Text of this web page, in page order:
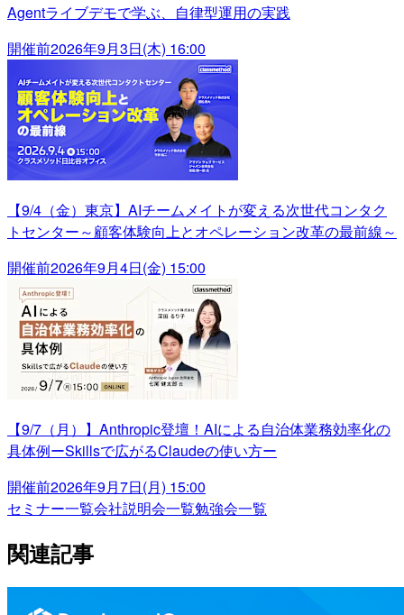
Agentライブデモで学ぶ、自律型運用の実践
開催前2026年9月3日(木) 16:00
【9/4（金）東京】AIチームメイトが変える次世代コンタク
トセンター～顧客体験向上とオペレーション改革の最前線～
開催前2026年9月4日(金) 15:00
【9/7（月）】Anthropic登壇！AIによる自治体業務効率化の
具体例ーSkillsで広がるClaudeの使い方ー
開催前2026年9月7日(月) 15:00
セミナー一覧会社説明会一覧勉強会一覧
関連記事